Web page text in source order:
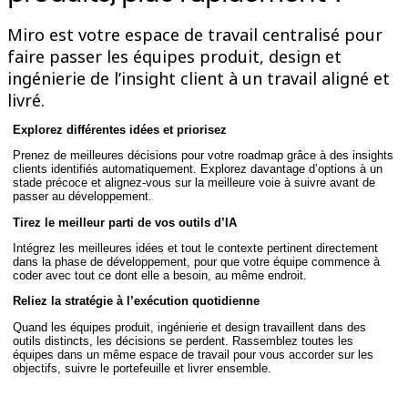
Diapositives
Cas d’utilisation
À la une
Explorer les playbooks d’IA
Explorer le Miroverse
Ateliers
Cartes mentales
Cartes conceptuelles
Diagrammes de flux
Création de roadmaps
Cartographie des processus
Conception technique et documentation
Prototypes et wireframes
Synthèse de recherche
Ateliers de design
Planification et livraison
Planification des objectifs
Conception organisationnelle
Miro est votre espace de travail centralisé pour
faire passer les équipes produit, design et
ingénierie de l’insight client à un travail aligné et
livré.
Explorez différentes idées et priorisez
Prenez de meilleures décisions pour votre roadmap grâce à des insights
clients identifiés automatiquement. Explorez davantage d’options à un
stade précoce et alignez‑vous sur la meilleure voie à suivre avant de
passer au développement.
Tirez le meilleur parti de vos outils d’IA
Intégrez les meilleures idées et tout le contexte pertinent directement
dans la phase de développement, pour que votre équipe commence à
coder avec tout ce dont elle a besoin, au même endroit.
Reliez la stratégie à l’exécution quotidienne
Quand les équipes produit, ingénierie et design travaillent dans des
outils distincts, les décisions se perdent. Rassemblez toutes les
équipes dans un même espace de travail pour vous accorder sur les
objectifs, suivre le portefeuille et livrer ensemble.